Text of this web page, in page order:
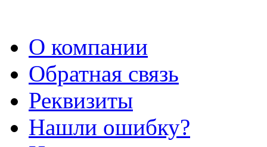
О компании
Обратная связь
Реквизиты
Нашли ошибку?